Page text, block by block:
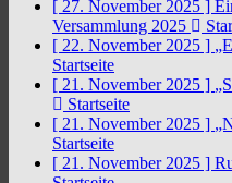
[ 27. November 2025 ]
Versammlung 2025
[ 22. November 2025 ]
Startseite
[ 21. November 2025 ]
Startseite
[ 21. November 2025 ]
Startseite
[ 21. November 2025 ]